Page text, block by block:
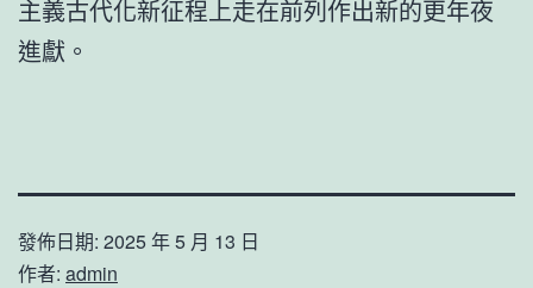
主義古代化新征程上走在前列作出新的更年夜
進獻。
發佈日期: 2025 年 5 月 13 日
作者: admin